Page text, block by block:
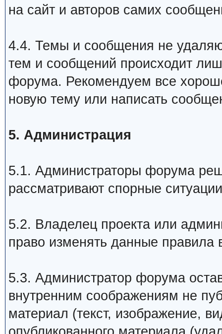
на сайт и авторов самих
4.4. Темы и сообщения не
тем и сообщений происходит
форума. Рекомендуем все
новую тему или написать
5. Администрация
5.1. Администраторы форума
рассматривают спорные
5.2. Владелец проекта или
право изменять данные
5.3. Администратор форума
внутренним соображениям не
материал (текст, изображение,